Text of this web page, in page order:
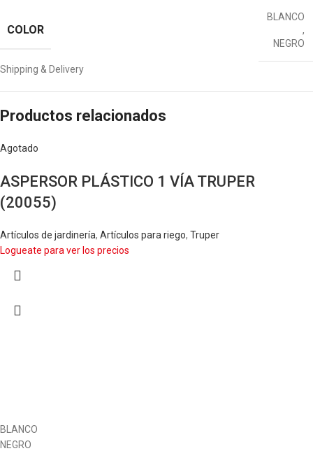
COLOR
BLANCO
,
NEGRO
Shipping & Delivery
Productos relacionados
Agotado
ASPERSOR PLÁSTICO 1 VÍA TRUPER
(20055)
Artículos de jardinería, Artículos para riego, Truper
Logueate para ver los precios
BLANCO
NEGRO